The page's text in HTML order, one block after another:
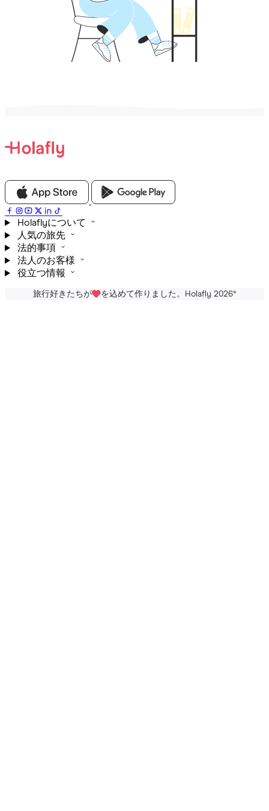
Holaflyについて
人気の旅先
法的事項
法人のお客様
役立つ情報
旅行好きたちが を込めて作りました。Holafly 2026®